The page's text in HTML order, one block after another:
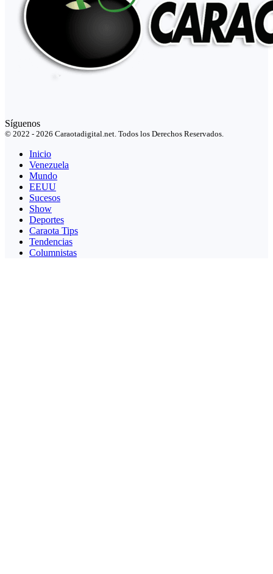
Síguenos
© 2022 - 2026 Caraotadigital.net. Todos los Derechos Reservados.
Inicio
Venezuela
Mundo
EEUU
Sucesos
Show
Deportes
Caraota Tips
Tendencias
Columnistas